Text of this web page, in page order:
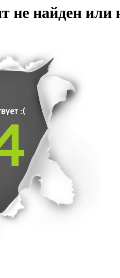
найден или